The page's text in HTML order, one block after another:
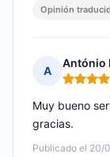
Opinión
A
António
Nota: 5
Publicado el 20/
Muy bueno
gracias.